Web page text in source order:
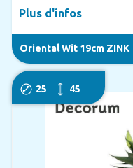
Oriental Wit 19cm ZINK
Plus d'infos
25 45